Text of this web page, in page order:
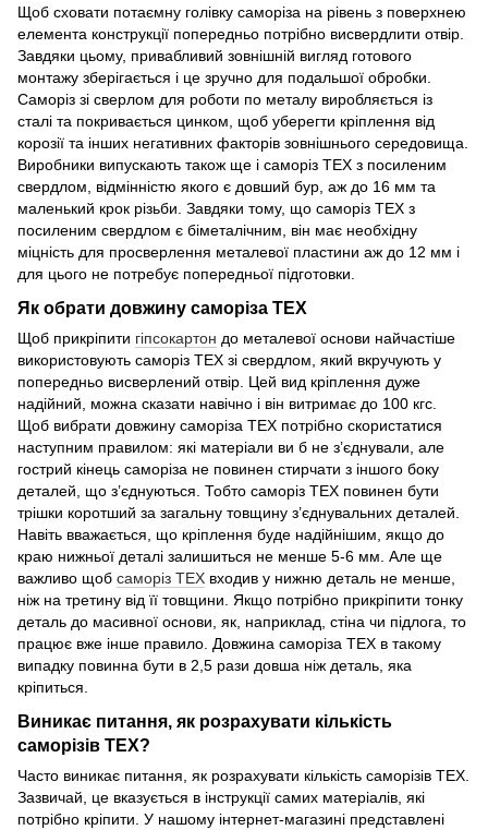
Щоб сховати потаємну голівку саморіза на рівень з поверхнею
елемента конструкції попередньо потрібно висвердлити отвір.
Завдяки цьому, привабливий зовнішній вигляд готового
монтажу зберігається і це зручно для подальшої обробки.
Саморіз зі сверлом для роботи по металу виробляється із
сталі та покривається цинком, щоб уберегти кріплення від
корозії та інших негативних факторів зовнішнього середовища.
Виробники випускають також ще і саморіз ТЕХ з посиленим
свердлом, відмінністю якого є довший бур, аж до 16 мм та
маленький крок різьби. Завдяки тому, що саморіз ТЕХ з
посиленим свердлом є біметалічним, він має необхідну
міцність для просверлення металевої пластини аж до 12 мм і
для цього не потребує попередньої підготовки.
Як обрати довжину саморіза ТЕХ
Щоб прикріпити гіпсокартон до металевої основи найчастіше
використовують саморіз ТЕХ зі свердлом, який вкручують у
попередньо висверлений отвір. Цей вид кріплення дуже
надійний, можна сказати навічно і він витримає до 100 кгс.
Щоб вибрати довжину саморіза ТЕХ потрібно скористатися
наступним правилом: які матеріали ви б не з’єднували, але
гострий кінець саморіза не повинен стирчати з іншого боку
деталей, що з’єднуються. Тобто саморіз ТЕХ повинен бути
трішки коротший за загальну товщину з’єднувальних деталей.
Навіть вважається, що кріплення буде надійнішим, якщо до
краю нижньої деталі залишиться не менше 5-6 мм. Але ще
важливо щоб саморіз ТЕХ входив у нижню деталь не менше,
ніж на третину від її товщини. Якщо потрібно прикріпити тонку
деталь до масивної основи, як, наприклад, стіна чи підлога, то
працює вже інше правило. Довжина саморіза ТЕХ в такому
випадку повинна бути в 2,5 рази довша ніж деталь, яка
кріпиться.
Виникає питання, як розрахувати кількість
саморізів ТЕХ?
Часто виникає питання, як розрахувати кількість саморізів ТЕХ.
Зазвичай, це вказується в інструкції самих матеріалів, які
потрібно кріпити. У нашому інтернет-магазині представлені